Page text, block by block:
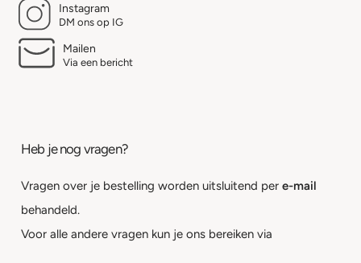
Instagram
DM ons op IG
Mailen
Via een bericht
Heb je nog vragen?
Vragen over je bestelling worden uitsluitend per e-mail
behandeld.
Voor alle andere vragen kun je ons bereiken via